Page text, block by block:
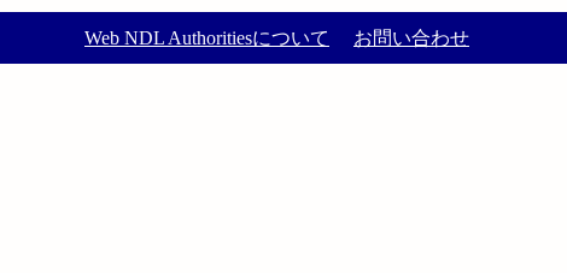
Web NDL Authoritiesについて お問い合わせ